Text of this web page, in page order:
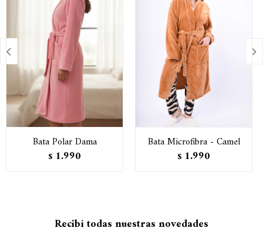
Bata Polar Dama
$ 1.990
Bata Microfibra - Camel
$ 1.990
 
Recibí todas nuestras novedades